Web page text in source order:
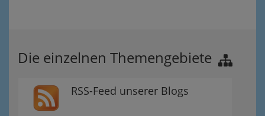
Die einzelnen Themengebiete
RSS-Feed unserer Blogs